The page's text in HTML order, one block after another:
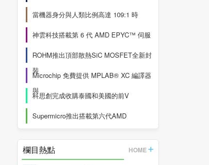
當機器身分與人類比例高達 109:1 時
神雲科技搭載第 6 代 AMD EPYC™ 伺服
ROHM推出頂部散熱SiC MOSFET全新封
裝
Microchip 免費提供 MPLAB® XC 編譯器
與
科思創完成收購泰國和美國的前V
Supermicro推出搭載第六代AMD
EPYC™
欄目熱點 HOME